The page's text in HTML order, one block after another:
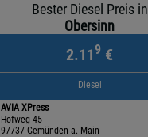
Bester Diesel Preis in
Obersinn
2.119 €
Diesel
AVIA XPress
Hofweg 45
97737 Gemünden a. Main